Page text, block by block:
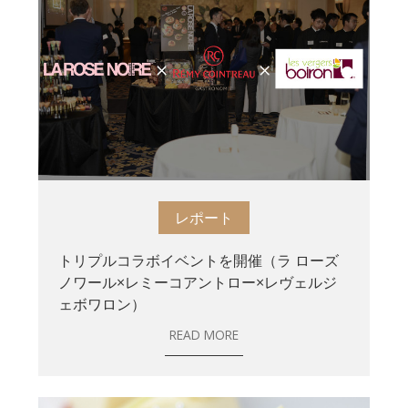
レポート
トリプルコラボイベントを開催（ラ ローズ
ノワール×レミーコアントロー×レヴェルジ
ェボワロン）
READ MORE